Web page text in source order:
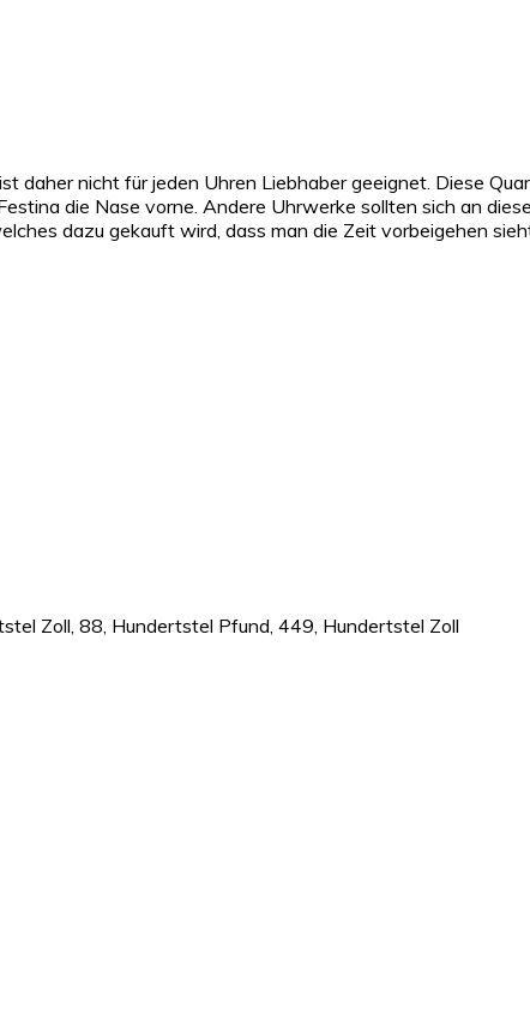
daher nicht für jeden Uhren Liebhaber geeignet. Diese
die Nase vorne. Andere Uhrwerke sollten sich an
dazu gekauft wird, dass man die Zeit vorbeigehen
Zoll, 88, Hundertstel Pfund, 449, Hundertstel Zoll